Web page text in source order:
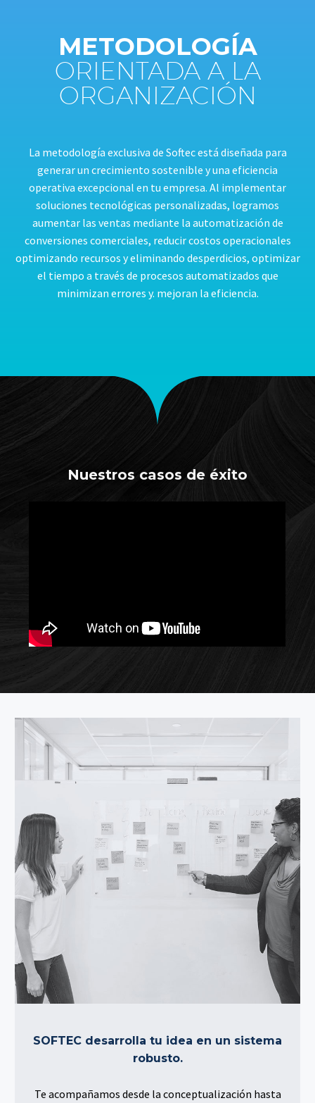
METODOLOGÍA
ORIENTADA A LA
ORGANIZACIÓN
La metodología exclusiva de Softec está diseñada para
generar un crecimiento sostenible y una eficiencia
operativa excepcional en tu empresa. Al implementar
soluciones tecnológicas personalizadas, logramos
aumentar las ventas mediante la automatización de
conversiones comerciales, reducir costos operacionales
optimizando recursos y eliminando desperdicios, optimizar
el tiempo a través de procesos automatizados que
minimizan errores y. mejoran la eficiencia.
Nuestros casos de éxito
SOFTEC desarrolla tu idea en un sistema
robusto.
Te acompañamos desde la conceptualización hasta